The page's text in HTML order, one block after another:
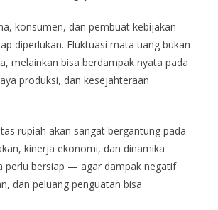
konsumen, dan pembuat kebijakan —
diperlukan. Fluktuasi mata uang bukan
melainkan bisa berdampak nyata pada
produksi, dan kesejahteraan
rupiah akan sangat bergantung pada
kinerja ekonomi, dan dinamika
perlu bersiap — agar dampak negatif
dan peluang penguatan bisa